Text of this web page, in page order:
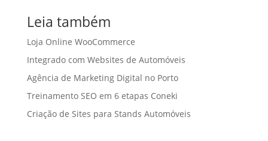
Leia também
Loja Online WooCommerce
Integrado com Websites de Automóveis
Agência de Marketing Digital no Porto
Treinamento SEO em 6 etapas Coneki
Criação de Sites para Stands Automóveis